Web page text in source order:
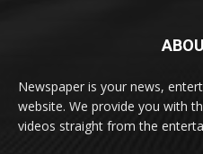
Newspaper is your news,
website. We provide you with
videos straight from the